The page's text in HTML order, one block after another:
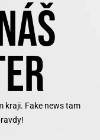
kraji. Fake news tam